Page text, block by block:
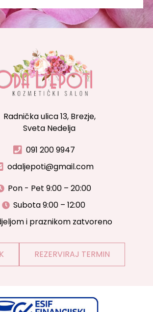
Radnička ulica 13, Brezje,
Sveta Nedelja
091 200 9947
odaljepoti@gmail.com
Pon - Pet 9:00 – 20:00
Subota 9:00 – 12:00
i praznikom zatvoreno
REZERVIRAJ TERMIN